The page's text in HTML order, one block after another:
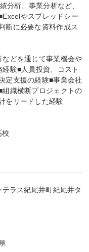
分析、事業分析など、
やスプレッドシー
断に必要な資料作成ス
などを通じて事業機会や
験■人員投資、コスト
定支援の経験■事業会社
織横断プロジェクトの
をリードした経験
校
ラス紀尾井町紀尾井タ